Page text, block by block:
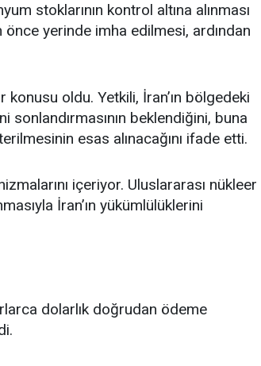
stoklarının kontrol altına alınması
yerinde imha edilmesi, ardından
oldu. Yetkili, İran’ın bölgedeki
sonlandırmasının beklendiğini, buna
esas alınacağını ifade etti.
içeriyor. Uluslararası nükleer
İran’ın yükümlülüklerini
dolarlık doğrudan ödeme